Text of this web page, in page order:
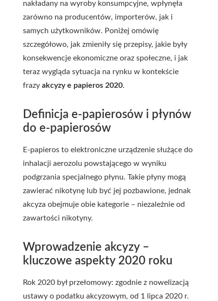
nakładany na wyroby konsumpcyjne, wpłynęła
zarówno na producentów, importerów, jak i
samych użytkowników. Poniżej omówię
szczegółowo, jak zmieniły się przepisy, jakie były
konsekwencje ekonomiczne oraz społeczne, i jak
teraz wygląda sytuacja na rynku w kontekście
frazy akcyzy e papieros 2020.
Definicja e-papierosów i płynów
do e-papierosów
E-papieros to elektroniczne urządzenie służące do
inhalacji aerozolu powstającego w wyniku
podgrzania specjalnego płynu. Takie płyny mogą
zawierać nikotynę lub być jej pozbawione, jednak
akcyza obejmuje obie kategorie – niezależnie od
zawartości nikotyny.
Wprowadzenie akcyzy –
kluczowe aspekty 2020 roku
Rok 2020 był przełomowy: zgodnie z nowelizacją
ustawy o podatku akcyzowym, od 1 lipca 2020 r.